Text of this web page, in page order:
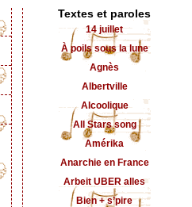
Textes et paroles
14 juillet
À poils sous la lune
Agnès
Albertville
Alcoolique
All Stars song
Amérika
Anarchie en France
Arbeit UBER alles
Bien + s’pire